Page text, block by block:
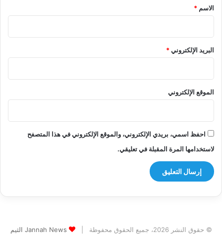
*
الاسم *
البريد الإلكتروني*
الموقع الإلكتروني
احفظ اسمي، بريدي الإلكتروني، والموقع الإلكتروني في هذا المتصفح
لاستخدامها المرة المقبلة في تعليقي.
© حقوق النشر 2026، جميع الحقوق محفوظة | Jannah News الثيم